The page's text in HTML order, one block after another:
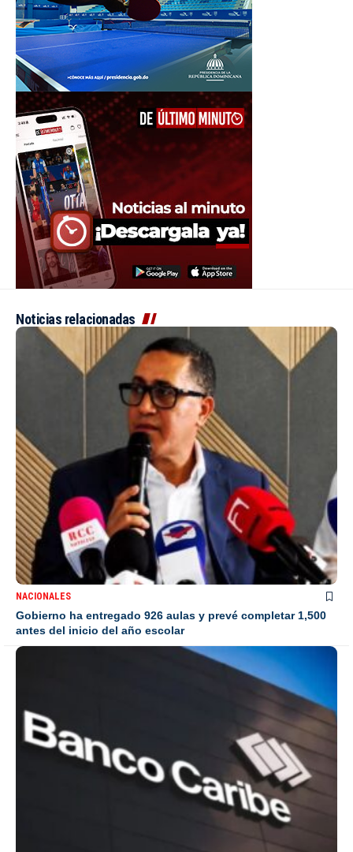
Noticias relacionadas
NACIONALES
Gobierno ha entregado 926 aulas y prevé completar 1,500
antes del inicio del año escolar